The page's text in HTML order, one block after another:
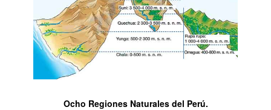
Ocho Regiones Naturales del Perú.